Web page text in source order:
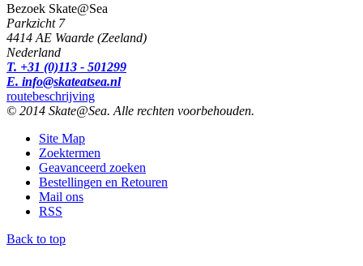
Bezoek Skate@Sea
Parkzicht 7
4414 AE Waarde (Zeeland)
Nederland
T. +31 (0)113 - 501299
E. info@skateatsea.nl
routebeschrijving
© 2014 Skate@Sea. Alle rechten voorbehouden.
Site Map
Zoektermen
Geavanceerd zoeken
Bestellingen en Retouren
Mail ons
RSS
Back to top